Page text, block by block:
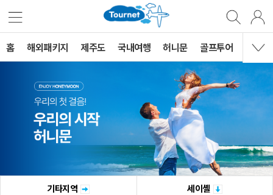
홈 해외패키지 제주도 국내여행 허니문 골프투어 MVG
기타지역 세이셸